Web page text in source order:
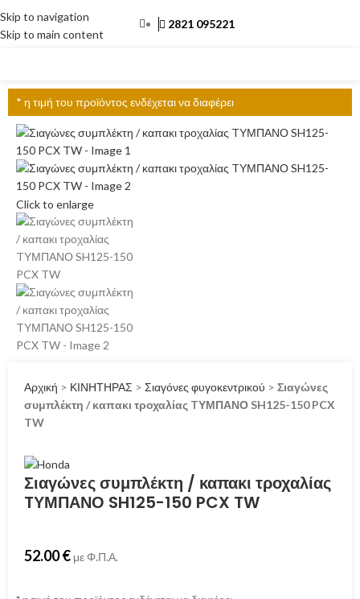
Skip to navigation
Skip to main content
2821 095221
* η τιμή του προϊόντος ενδέχεται να διαφέρει
Click to enlarge
Αρχική > ΚΙΝΗΤΗΡΑΣ > Σιαγόνες φυγοκεντρικού > Σιαγώνες
συμπλέκτη / καπακι τροχαλίας TΥΜΠΑΝΟ SH125-150 PCX
TW
Σιαγώνες συμπλέκτη / καπακι τροχαλίας
TΥΜΠΑΝΟ SH125-150 PCX TW
52.00€ με Φ.Π.Α.